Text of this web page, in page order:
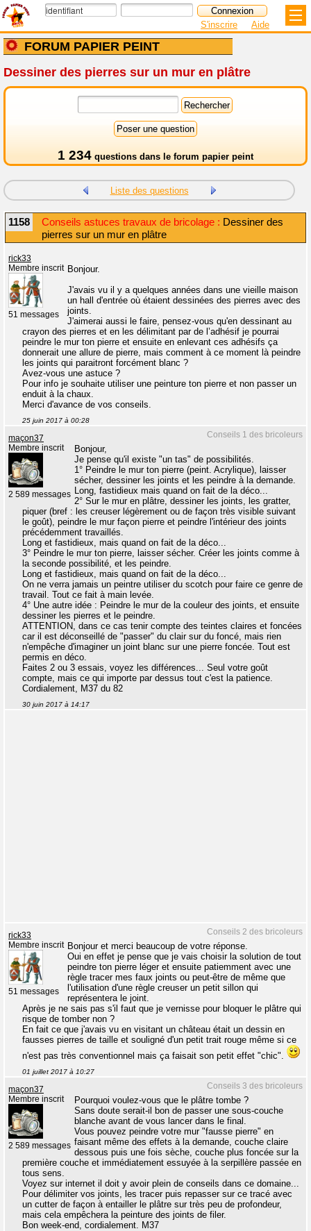
FORUM PAPIER PEINT
S'inscrire Aide
Dessiner des pierres sur un mur en plâtre
1 234 questions dans le forum papier peint
Liste des questions
1158 Conseils astuces travaux de bricolage : Dessiner des
pierres sur un mur en plâtre
rick33
Membre inscrit
51 messages
Bonjour.
J'avais vu il y a quelques années dans une vieille maison
un hall d'entrée où étaient dessinées des pierres avec des
joints.
J'aimerai aussi le faire, pensez-vous qu'en dessinant au
crayon des pierres et en les délimitant par de l’adhésif je pourrai
peindre le mur ton pierre et ensuite en enlevant ces adhésifs ça
donnerait une allure de pierre, mais comment à ce moment là peindre
les joints qui paraitront forcément blanc ?
Avez-vous une astuce ?
Pour info je souhaite utiliser une peinture ton pierre et non passer un
enduit à la chaux.
Merci d'avance de vos conseils.
25 juin 2017 à 00:28
Conseils 1 des bricoleurs
maçon37
Membre inscrit
2 589 messages
Bonjour,
Je pense qu'il existe "un tas" de possibilités.
1° Peindre le mur ton pierre (peint. Acrylique), laisser
sécher, dessiner les joints et les peindre à la demande.
Long, fastidieux mais quand on fait de la déco...
2° Sur le mur en plâtre, dessiner les joints, les gratter,
piquer (bref : les creuser légèrement ou de façon très visible suivant
le goût), peindre le mur façon pierre et peindre l'intérieur des joints
précédemment travaillés.
Long et fastidieux, mais quand on fait de la déco...
3° Peindre le mur ton pierre, laisser sécher. Créer les joints comme à
la seconde possibilité, et les peindre.
Long et fastidieux, mais quand on fait de la déco...
On ne verra jamais un peintre utiliser du scotch pour faire ce genre de
travail. Tout ce fait à main levée.
4° Une autre idée : Peindre le mur de la couleur des joints, et ensuite
dessiner les pierres et le peindre.
ATTENTION, dans ce cas tenir compte des teintes claires et foncées
car il est déconseillé de "passer" du clair sur du foncé, mais rien
n'empêche d'imaginer un joint blanc sur une pierre foncée. Tout est
permis en déco.
Faites 2 ou 3 essais, voyez les différences... Seul votre goût
compte, mais ce qui importe par dessus tout c'est la patience.
Cordialement, M37 du 82
30 juin 2017 à 14:17
Conseils 2 des bricoleurs
rick33
Membre inscrit
51 messages
Bonjour et merci beaucoup de votre réponse.
Oui en effet je pense que je vais choisir la solution de tout
peindre ton pierre léger et ensuite patiemment avec une
règle tracer mes faux joints ou peut-être de même que
l'utilisation d'une règle creuser un petit sillon qui
représentera le joint.
Après je ne sais pas s'il faut que je vernisse pour bloquer le plâtre qui
risque de tomber non ?
En fait ce que j'avais vu en visitant un château était un dessin en
fausses pierres de taille et souligné d'un petit trait rouge même si ce
n'est pas très conventionnel mais ça faisait son petit effet "chic".
01 juillet 2017 à 10:27
Conseils 3 des bricoleurs
maçon37
Membre inscrit
2 589 messages
Pourquoi voulez-vous que le plâtre tombe ?
Sans doute serait-il bon de passer une sous-couche
blanche avant de vous lancer dans le final.
Vous pouvez peindre votre mur "fausse pierre" en
faisant même des effets à la demande, couche claire
dessous puis une fois sèche, couche plus foncée sur la
première couche et immédiatement essuyée à la serpillère passée en
tous sens.
Voyez sur internet il doit y avoir plein de conseils dans ce domaine...
Pour délimiter vos joints, les tracer puis repasser sur ce tracé avec
un cutter de façon à entailler le plâtre sur très peu de profondeur,
mais cela empêchera la peinture des joints de filer.
Bon week-end, cordialement. M37